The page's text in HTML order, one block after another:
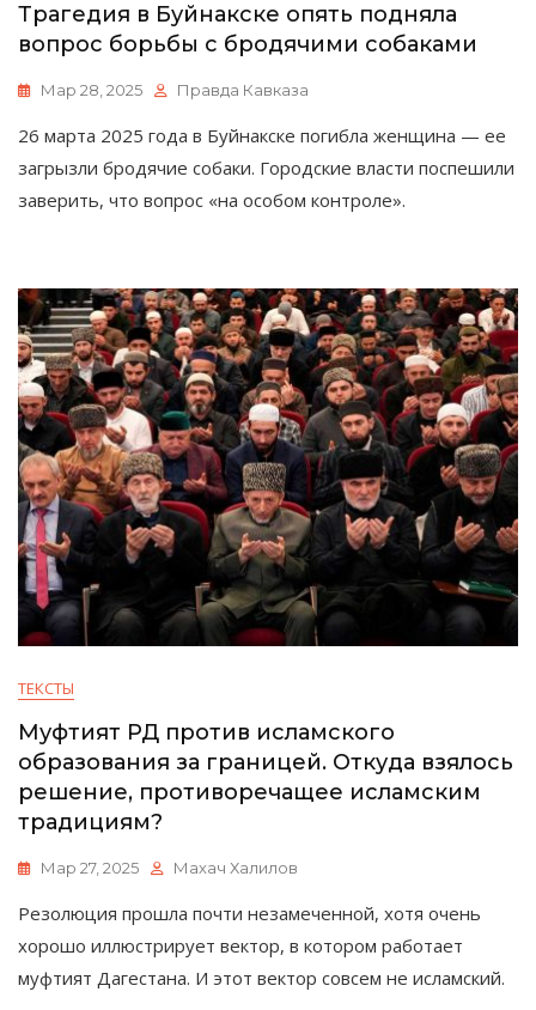
Трагедия в Буйнакске опять подняла
вопрос борьбы с бродячими собаками
Мар 28, 2025 Правда Кавказа
26 марта 2025 года в Буйнакске погибла женщина — ее
загрызли бродячие собаки. Городские власти поспешили
заверить, что вопрос «на особом контроле».
ТЕКСТЫ
Муфтият РД против исламского
образования за границей. Откуда взялось
решение, противоречащее исламским
традициям?
Мар 27, 2025 Махач Халилов
Резолюция прошла почти незамеченной, хотя очень
хорошо иллюстрирует вектор, в котором работает
муфтият Дагестана. И этот вектор совсем не исламский.